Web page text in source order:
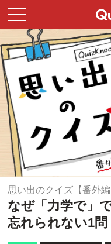
思い出のクイズ【番外編
なぜ「力学で」
忘れられない1問